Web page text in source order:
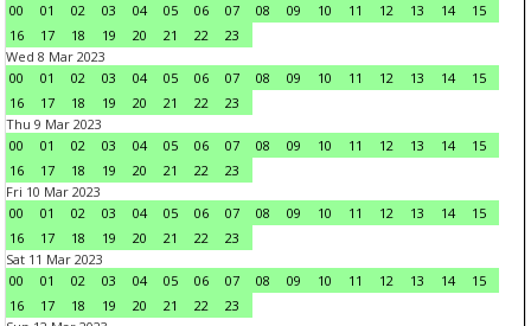
00
01 02 03 04 05 06 07 08 09 10 11 12 13 14
15
16
17 18 19 20 21 22
23
Wed 8 Mar 2023
00
01 02 03 04 05 06 07 08 09 10 11 12 13 14
15
16
17 18 19 20 21 22
23
Thu 9 Mar 2023
00
01 02 03 04 05 06 07 08 09 10 11 12 13 14
15
16
17 18 19 20 21 22
23
Fri 10 Mar 2023
00
01 02 03 04 05 06 07 08 09 10 11 12 13 14
15
16
17 18 19 20 21 22
23
Sat 11 Mar 2023
00
01 02 03 04 05 06 07 08 09 10 11 12 13 14
15
16
17 18 19 20 21 22
23